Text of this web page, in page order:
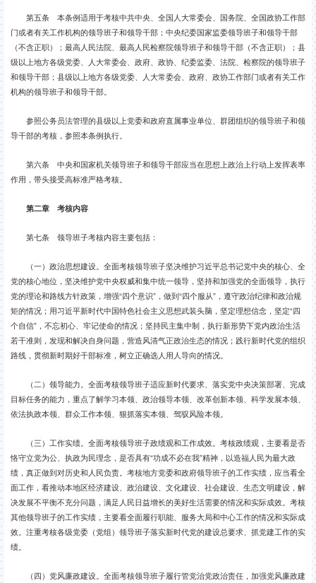
第五条 本条例适用于考核中共中央、全国人大常委会、国务院、全国政协工作部
门或者有关工作机构的领导班子和领导干部；中央纪委国家监委领导班子和领导干部
（不含正职）；最高人民法院、最高人民检察院领导班子和领导干部（不含正职）；县
级以上地方各级党委、人大常委会、政府、政协、纪委监委、法院、检察院的领导班子
和领导干部；县级以上地方各级党委、人大常委会、政府、政协工作部门或者有关工作
机构的领导班子和领导干部。
参照公务员法管理的县级以上党委和政府直属事业单位、群团组织的领导班子和领
导干部的考核，参照本条例执行。
第六条 中央和国家机关领导班子和领导干部应当在思想上政治上行动上发挥表率
作用，带头接受高标准严格考核。
第二章 考核内容
第七条 领导班子考核内容主要包括：
（一）政治思想建设。全面考核领导班子坚决维护习近平总书记党中央的核心、全
党的核心地位，坚决维护党中央权威和集中统一领导，坚持和加强党的全面领导，执行
党的理论和路线方针政策，增强“四个意识”，做到“四个服从”，遵守政治纪律和政治规
矩的情况；用习近平新时代中国特色社会主义思想武装头脑，坚定理想信念，坚定“四
个自信”，不忘初心、牢记使命的情况；坚持民主集中制，执行新形势下党内政治生活
若干准则，发现和解决自身问题，营造风清气正政治生态的情况；践行新时代党的组织
路线，贯彻新时期好干部标准，树立正确选人用人导向的情况。
（二）领导能力。全面考核领导班子适应新时代要求、落实党中央决策部署、完成
目标任务的能力，重点了解学习本领、政治领导本领、改革创新本领、科学发展本领、
依法执政本领、群众工作本领、狠抓落实本领、驾驭风险本领。
（三）工作实绩。全面考核领导班子政绩观和工作成效。考核政绩观，主要看是否
恪守立党为公、执政为民理念，是否具有“功成不必在我”精神，以造福人民为最大政
绩，真正做到对历史和人民负责。考核地方党委和政府领导班子的工作实绩，应当看全
面工作，看推动本地区经济建设、政治建设、文化建设、社会建设、生态文明建设，解
决发展不平衡不充分问题，满足人民日益增长的美好生活需要的情况和实际成效。考核
其他领导班子的工作实绩，主要看全面履行职能、服务大局和中心工作的情况和实际成
效。注重考核各级党委（党组）领导班子落实新时代党的建设总要求、抓党建工作的实
绩。
（四）党风廉政建设。全面考核领导班子履行管党治党政治责任，加强党风廉政建